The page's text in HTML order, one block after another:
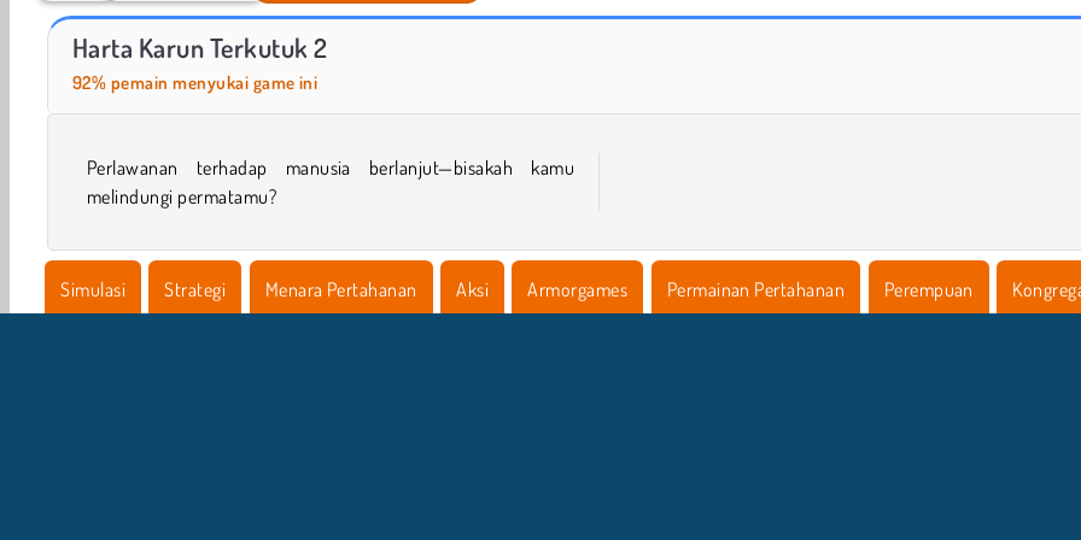
Car Parking City Duel
Harta Karun Terkutuk 2
92% pemain menyukai game ini
Perlawanan terhadap manusia berlanjut—bisakah kamu
melindungi permatamu?
Simulasi Strategi Menara Pertahanan Aksi Armorgames Permainan Pertahanan Perempuan